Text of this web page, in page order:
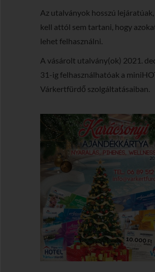
Az utalványok hosszú lejáratúak,
kell attól sem tartani, hogy
lehet felhasználni.
A vásárolt utalvány(ok) 2021.
31-ig felhasználhatóak a
Várkertfürdő szolgáltatásaiban.